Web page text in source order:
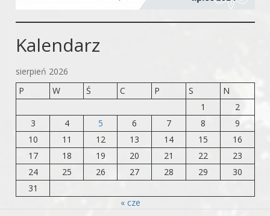
Kalendarz
sierpień 2026
P
W Ś C P S
N
1
2
3
4 5 6 7 8
9
10
11 12 13 14 15
16
17
18 19 20 21 22
23
24
25 26 27 28 29
30
31
« cze